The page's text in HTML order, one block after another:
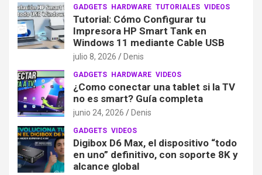
GADGETS HARDWARE TUTORIALES VIDEOS
Tutorial: Cómo Configurar tu
Impresora HP Smart Tank en
Windows 11 mediante Cable USB
julio 8, 2026 Denis
GADGETS HARDWARE VIDEOS
¿Como conectar una tablet si la TV
no es smart? Guía completa
junio 24, 2026 Denis
GADGETS VIDEOS
Digibox D6 Max, el dispositivo “todo
en uno” definitivo, con soporte 8K y
alcance global